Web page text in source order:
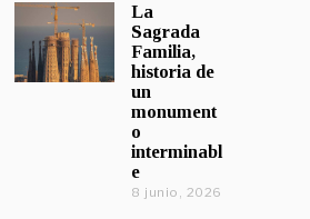
La
Sagrada
Familia,
historia de
un
monument
o
interminabl
e
8 junio, 2026